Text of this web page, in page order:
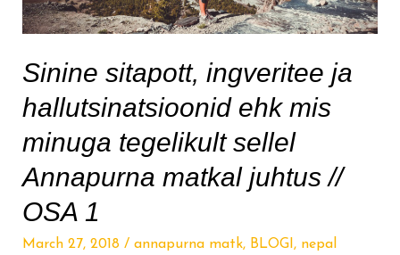
Sinine sitapott, ingveritee ja
hallutsinatsioonid ehk mis
minuga tegelikult sellel
Annapurna matkal juhtus //
OSA 1
March 27, 2018/ annapurna matk, BLOGI , nepal